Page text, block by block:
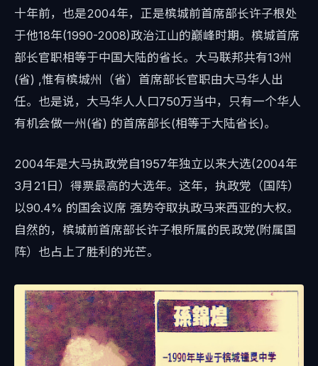
十年前，也是2004年，正是槟城前首席部长许子根处
于他18年(1990-2008)政治江山的巅峰时期。槟城首席
部长官职相等于中国大陆的省长。大马联邦共有13州
(省) ,惟有槟城州（省）首席部长官职由大马华人出
任。也是说，大马华人人口750万当中，只有一个华人
有机会做一州(省) 的首席部长(相等于大陆省长)。
2004年是大马执政党自1957年独立以来大选(2004年
3月21日）得票最高的大选年。这年，执政党（国阵）
以90.4% 的国会议席 强势夺取执政马来西亚的大权。
自然的，槟城前首席部长许子根所属的民政党(附属国
阵）也占上了胜利的光芒。